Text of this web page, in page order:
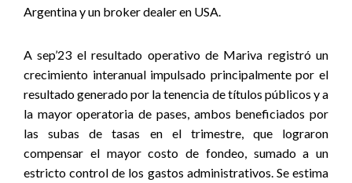
Argentina y un broker dealer en USA.
A sep’23 el resultado operativo de Mariva registró un
crecimiento interanual impulsado principalmente por el
resultado generado por la tenencia de títulos públicos y a
la mayor operatoria de pases, ambos beneficiados por
las subas de tasas en el trimestre, que lograron
compensar el mayor costo de fondeo, sumado a un
estricto control de los gastos administrativos. Se estima